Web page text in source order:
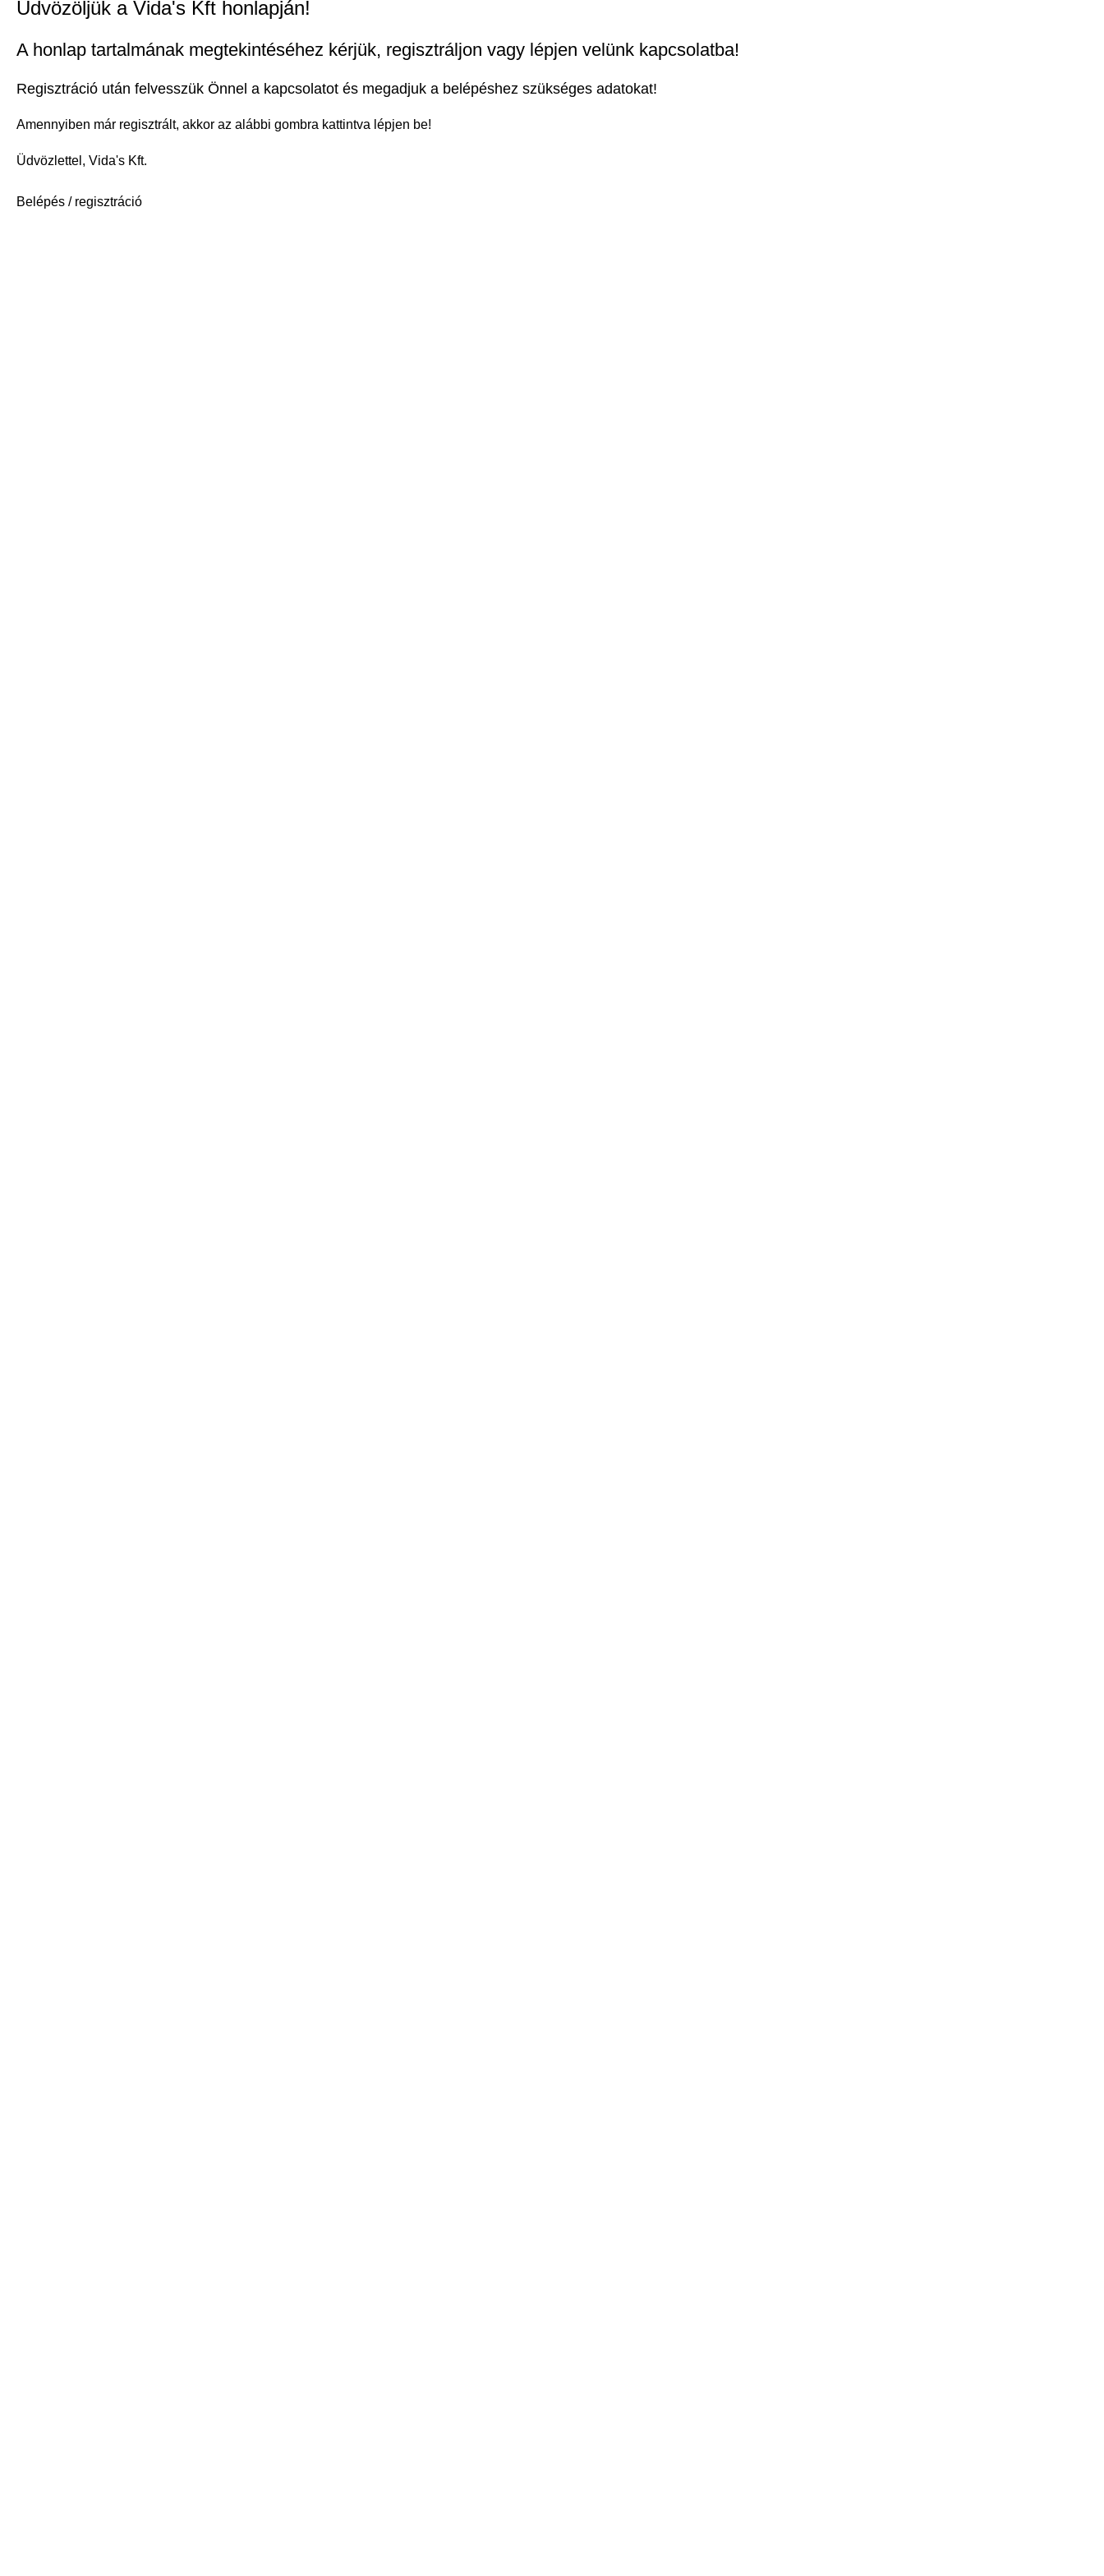
Üdvözöljük a Vida's Kft honlapján!
A honlap tartalmának megtekintéséhez kérjük, regisztráljon vagy lépjen velünk kapcsolatba!
Regisztráció után felvesszük Önnel a kapcsolatot és megadjuk a belépéshez szükséges adatokat!
Amennyiben már regisztrált, akkor az alábbi gombra kattintva lépjen be!
Üdvözlettel, Vida's Kft.
Belépés / regisztráció